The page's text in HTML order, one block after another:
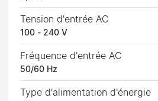
Tension d'entrée AC
100 - 240 V
Fréquence d'entrée AC
50/60 Hz
Type d'alimentation d'énergie